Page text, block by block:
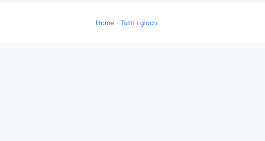
Home · Tutti i giochi